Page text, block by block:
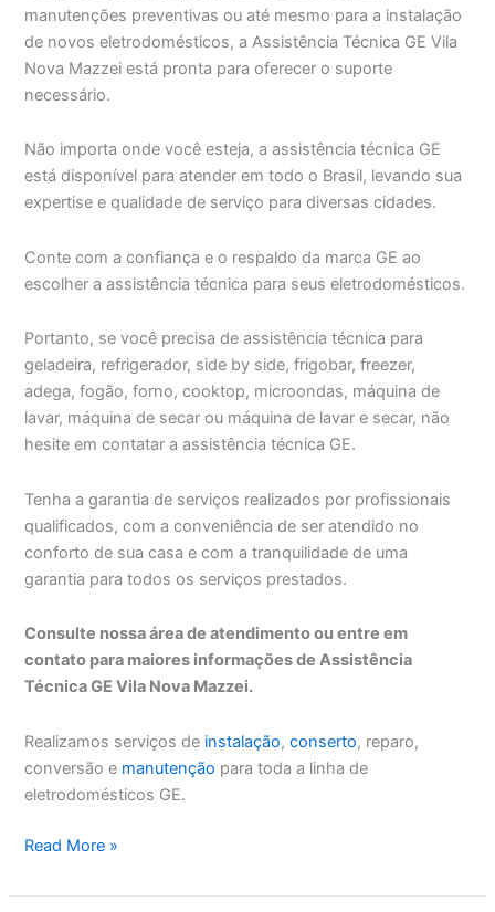
manutenções preventivas ou até mesmo para a instalação
de novos eletrodomésticos, a Assistência Técnica GE Vila
Nova Mazzei está pronta para oferecer o suporte
necessário.
Não importa onde você esteja, a assistência técnica GE
está disponível para atender em todo o Brasil, levando sua
expertise e qualidade de serviço para diversas cidades.
Conte com a confiança e o respaldo da marca GE ao
escolher a assistência técnica para seus eletrodomésticos.
Portanto, se você precisa de assistência técnica para
geladeira, refrigerador, side by side, frigobar, freezer,
adega, fogão, forno, cooktop, microondas, máquina de
lavar, máquina de secar ou máquina de lavar e secar, não
hesite em contatar a assistência técnica GE.
Tenha a garantia de serviços realizados por profissionais
qualificados, com a conveniência de ser atendido no
conforto de sua casa e com a tranquilidade de uma
garantia para todos os serviços prestados.
Consulte nossa área de atendimento ou entre em
contato para maiores informações de Assistência
Técnica GE Vila Nova Mazzei.
Realizamos serviços de instalação,conserto, reparo,
conversão e manutenção para toda a linha de
eletrodomésticos GE.
Assistência
GE
Read More »